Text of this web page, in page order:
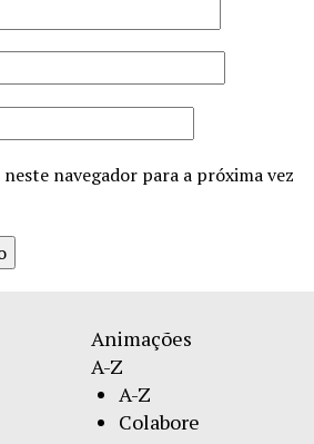
neste navegador para a próxima vez
Animações
A-Z
A-Z
Colabore